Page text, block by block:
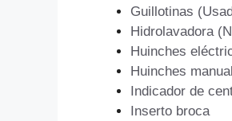
Guillotinas
Hidrolavadora
Huinches
Huinches
Indicador de
Inserto broca